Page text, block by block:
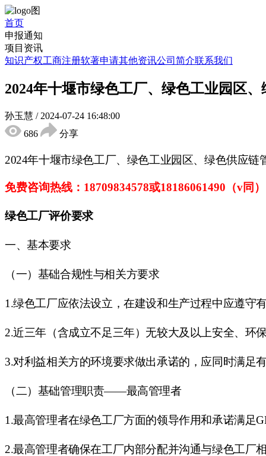
首页
申报通知
项目资讯
知识产权工商注册软著申请其他资讯公司简介联系我们
2024年十堰市绿色工厂、绿色工业园区
孙玉慧 / 2024-07-24 16:48:00
686
分享
2024年十堰市绿色工厂、绿色工业园区、绿色供应链
免费咨询热线： 18709834578或18186061490 （v同）
绿色工厂评价要求
一、基本要求
（一）基础合规性与相关方要求
1.绿色工厂应依法设立，在建设和生产过程中应遵守
2.近三年（含成立不足三年）无较大及以上安全、环
3.对利益相关方的环境要求做出承诺的，应同时满足
（二）基础管理职责——最高管理者
1.最高管理者在绿色工厂方面的领导作用和承诺满足
2.最高管理者确保在工厂内部分配并沟通与绿色工厂